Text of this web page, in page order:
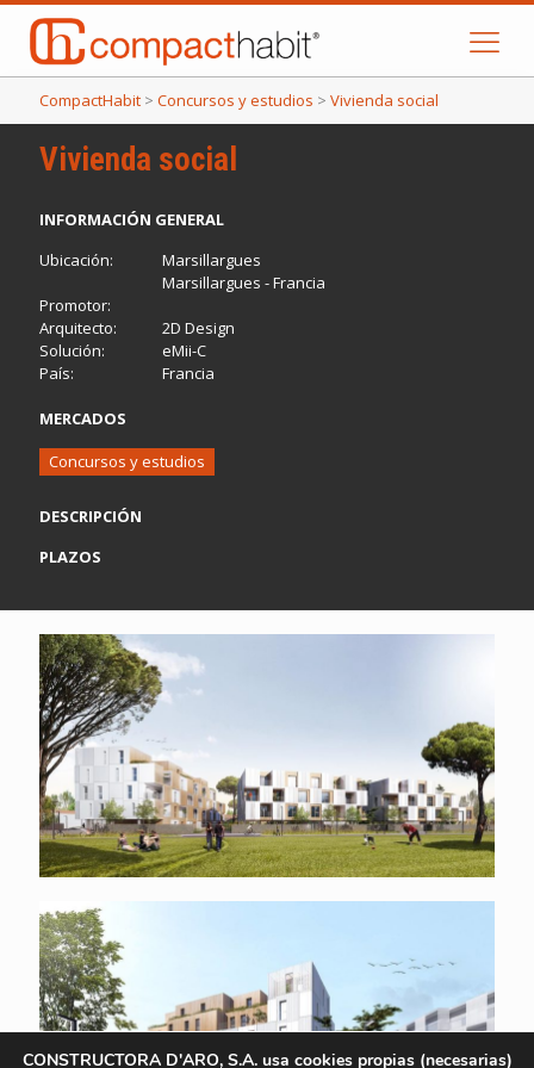
CompactHabit > Concursos y estudios > Vivienda social
Vivienda social
INFORMACIÓN GENERAL
Ubicación:
Marsillargues
Marsillargues - Francia
Promotor:
Arquitecto:
2D Design
Solución:
eMii-C
País:
Francia
MERCADOS
Concursos y estudios
DESCRIPCIÓN
PLAZOS
CONSTRUCTORA D'ARO, S.A. usa cookies propias (necesarias)